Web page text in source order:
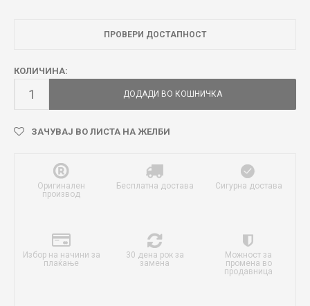
ПРОВЕРИ ДОСТАПНОСТ
КОЛИЧИНА:
ДОДАДИ ВО КОШНИЧКА
ЗАЧУВАЈ ВО ЛИСТА НА ЖЕЛБИ
Оригинален
производ
Бесплатна достава Сигурна достава
Избор на начини за
плаќање
30 дена рок за
замена
Можност за
промена во
продавница